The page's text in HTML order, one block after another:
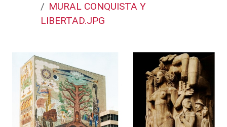
MURAL CONQUISTA Y
LIBERTAD.JPG